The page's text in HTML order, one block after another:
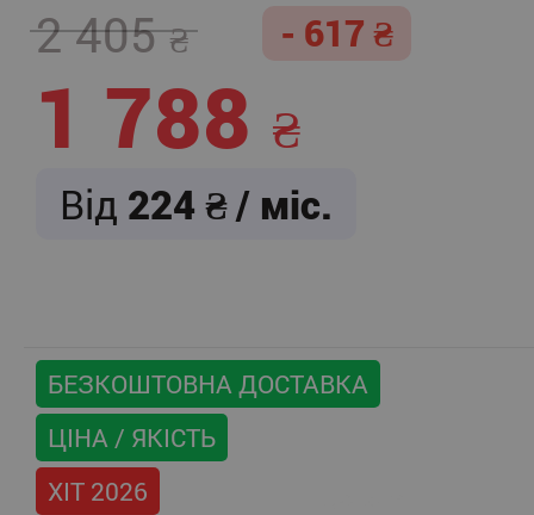
2 405 - 617
1 788
Від 224 / міс.
БЕЗКОШТОВНА ДОСТАВКА
ЦІНА / ЯКІСТЬ
ХІТ 2026